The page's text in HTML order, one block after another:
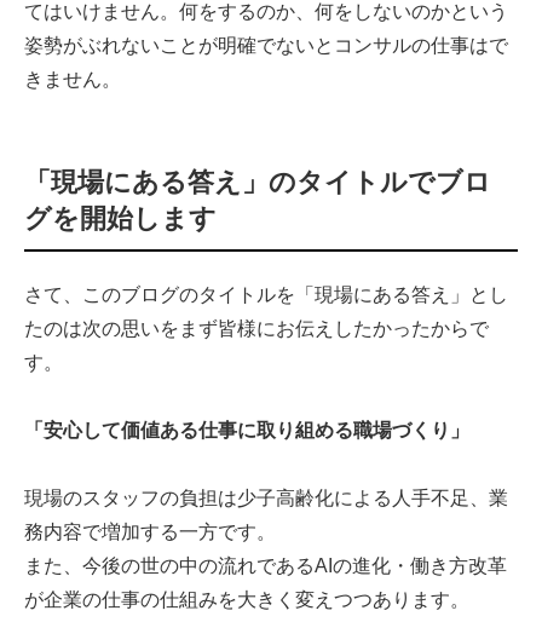
てはいけません。何をするのか、何をしないのかという
姿勢がぶれないことが明確でないとコンサルの仕事はで
きません。
「現場にある答え」のタイトルでブロ
グを開始します
さて、このブログのタイトルを「現場にある答え」とし
たのは次の思いをまず皆様にお伝えしたかったからで
す。
「安心して価値ある仕事に取り組める職場づくり」
現場のスタッフの負担は少子高齢化による人手不足、業
務内容で増加する一方です。
また、今後の世の中の流れであるAIの進化・働き方改革
が企業の仕事の仕組みを大きく変えつつあります。